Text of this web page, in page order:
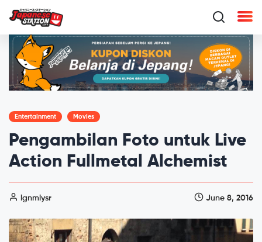
Entertainment Movies
Pengambilan Foto untuk Live
Action Fullmetal Alchemist
lgnmlysr June 8, 2016